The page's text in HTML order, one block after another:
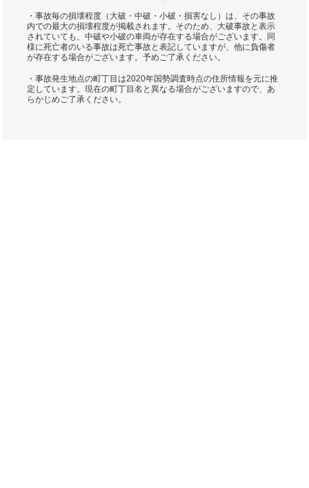
・事故毎の損壊程度（大破・中破・小破・損害なし）は、その事故
内での最大の損壊程度が掲載されます。そのため、大破事故と表示
されていても、中破や小破の車両が存在する場合がございます。同
様に死亡者のいる事故は死亡事故と表記していますが、他に負傷者
が存在する場合がございます。予めご了承ください。
・事故発生地点の町丁目は2020年国勢調査時点の住所情報を元に推
定しています。現在の町丁目名と異なる場合がございますので、あ
らかじめご了承ください。